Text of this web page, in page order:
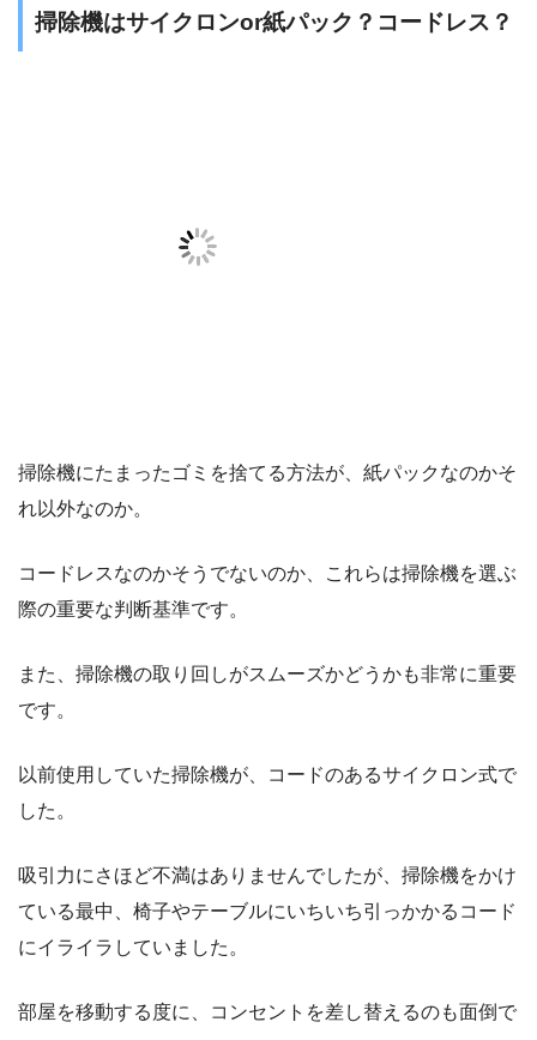
掃除機はサイクロンor紙パック？コードレス？
掃除機にたまったゴミを捨てる方法が、紙パックなのかそ
れ以外なのか。
コードレスなのかそうでないのか、これらは掃除機を選ぶ
際の重要な判断基準です。
また、 掃除機の取り回しがスムーズかどうかも非常に重要
です。
以前使用していた掃除機が、コードのあるサイクロン式で
した。
吸引力にさほど不満はありませんでしたが、掃除機をかけ
ている最中、椅子やテーブルにいちいち引っかかるコード
にイライラしていました。
部屋を移動する度に、コンセントを差し替えるのも面倒で